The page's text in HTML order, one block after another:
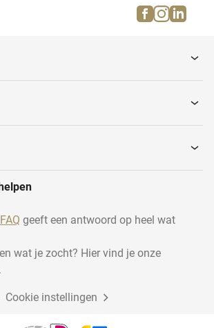
facebook
FAQ geeft een antwoord op heel wat
wat je zocht? Hier vind je onze
Cookie instellingen